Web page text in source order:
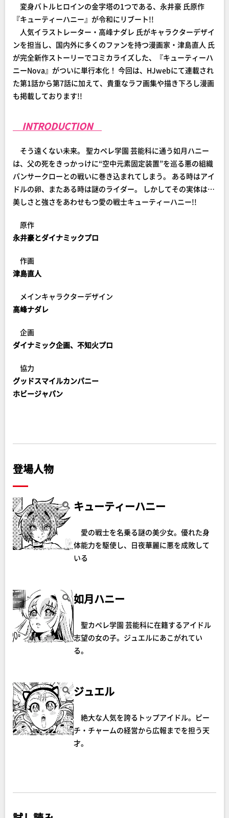
変身バトルヒロインの金字塔の1つである、永井豪 氏原作
『キューティーハニー』が令和にリブート!!
人気イラストレーター・高峰ナダレ 氏がキャラクターデザイ
ンを担当し、国内外に多くのファンを持つ漫画家・津島直人 氏
が完全新作ストーリーでコミカライズした、『キューティーハ
ニーNova』がついに単行本化！ 今回は、HJwebにて連載され
た第1話から第7話に加えて、貴重なラフ画集や描き下ろし漫画
も掲載しております!!
INTRODUCTION
そう遠くない未来。 聖カペレ学園 芸能科に通う如月ハニー
は、父の死をきっかっけに“空中元素固定装置”を巡る悪の組織
パンサークローとの戦いに巻き込まれてしまう。 ある時はアイ
ドルの卵、またある時は謎のライダー。 しかしてその実体は…
美しさと強さをあわせもつ愛の戦士キューティーハニー!!
原作
永井豪とダイナミックプロ
作画
津島直人
メインキャラクターデザイン
高峰ナダレ
企画
ダイナミック企画、不知火プロ
協力
グッドスマイルカンパニー
ホビージャパン
登場人物
キューティーハニー
愛の戦士を名乗る謎の美少女。優れた身
体能力を駆使し、日夜華麗に悪を成敗して
いる
如月ハニー
聖カペレ学園 芸能科に在籍するアイドル
志望の女の子。ジュエルにあこがれてい
る。
ジュエル
絶大な人気を誇るトップアイドル。ピー
チ・チャームの経営から広報までを担う天
才。